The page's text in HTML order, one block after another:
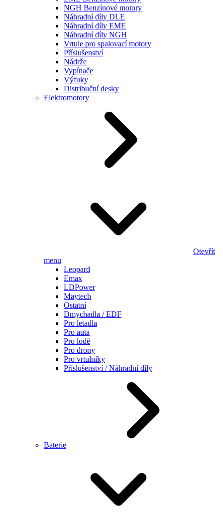
NGH Benzínové motory
Náhradní díly DLE
Náhradní díly EME
Náhradní díly NGH
Vrtule pro spalovací motory
Příslušenství
Nádrže
Vypínače
Výfuky
Distribuční desky
Elektromotory
Otevřít
menu
Leopard
Emax
LDPower
Maytech
Ostatní
Dmychadla / EDF
Pro letadla
Pro auta
Pro lodě
Pro drony
Pro vrtulníky
Příslušenství / Náhradní díly
Baterie